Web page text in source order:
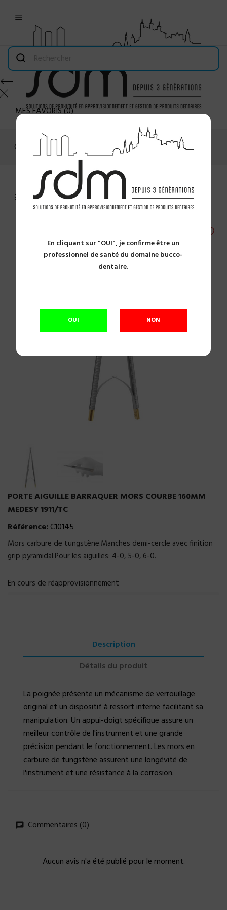
En cliquant sur "OUI", je confirme être un
professionnel de santé du domaine bucco-
dentaire.
OUI NON

MES FAVORIS(0)
Connexion
MENU
PORTE AIGUILLE BARRAQUER MORS COURBE 160MM
MEDESY 1911/TC
Référence:C10145
Mors carbure de tungstène.Manches demi-cercle avec finition
grip pyramidal.Pour les aiguilles: 4-0, 5-0, 6-0.
En cours de réapprovisionnement
Description
Détails du produit
La poignée présente un mécanisme de verrouillage
original et un dispositif à ressort interne facilitant sa
manipulation. Un appui-doigt spécifique assure un
meilleur contrôle de l'instrument et une grande
précision pendant le fonctionnement. Les mors en
carbure de tungstène assurent une longévité de
l'instrument et une résistance à la corrosion.
Commentaires (0)
Aucun avis n'a été publié pour le moment.